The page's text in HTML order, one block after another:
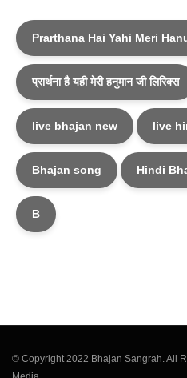
Prarthana Hai Yahi Meri
प्रार्थना है यही मेरी हनुमान जी लिरिक्स
live bhajan new live
Bhajan song Hindi
B
© Copyright 2022 Bhajan Sangrah. All